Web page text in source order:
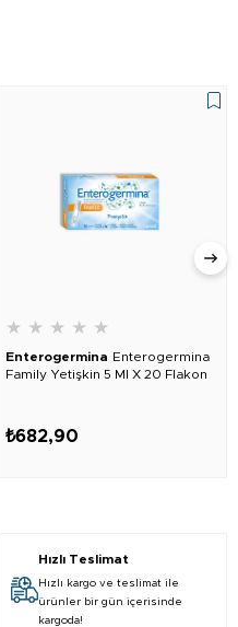
★ ★ ★ ★ ★
Enterogermina Enterogermina
Family Yetişkin 5 Ml X 20 Flakon
₺682,90
Hızlı Teslimat
Hızlı kargo ve teslimat ile
ürünler bir gün içerisinde
kargoda!